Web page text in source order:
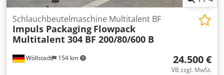
Wöllstadt 154 km
Schlauchbeutelmaschine Multitalent BF
Impuls Packaging Flowpack
Multitalent 304 BF 200/80/600 B
24.500 €
VB zzgl. MwSt.